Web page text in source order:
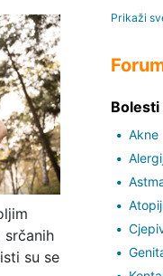
srčanih
su se
Prikaži
Bolesti
Akne